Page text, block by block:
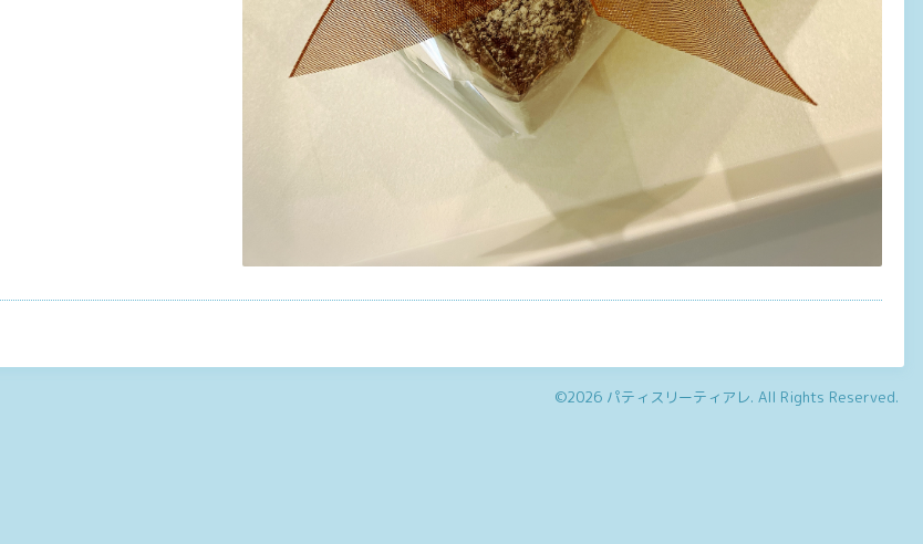
©2026 パティスリーティアレ. All Rights Reserved.